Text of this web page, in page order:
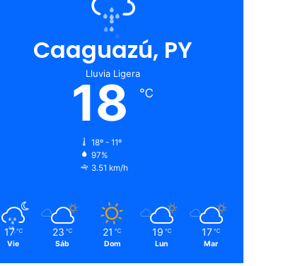
Caaguazú, PY
Lluvia Ligera
18 ℃
18º - 11º
97%
3.51 km/h
17 ℃
Vie
23 ℃
Sáb
21 ℃
Dom
19 ℃
Lun
17 ℃
Mar